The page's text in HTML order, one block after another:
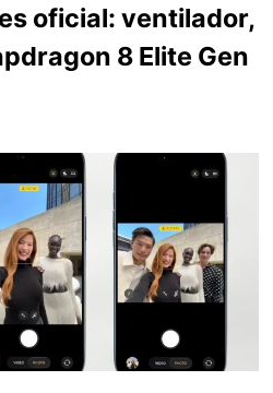
oficial: ventilador,
8 Elite Gen